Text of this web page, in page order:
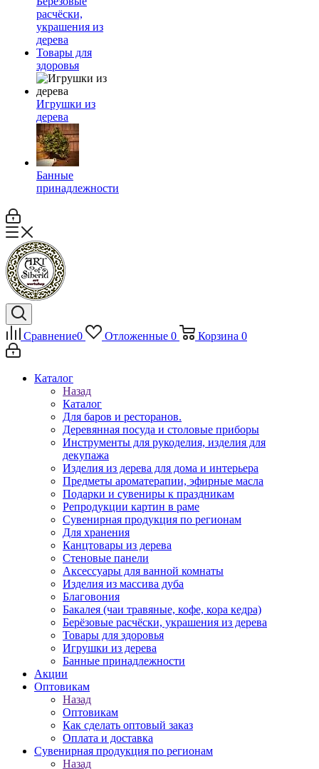
расчёски,
украшения из
дерева
Товары для
здоровья
Игрушки из
дерева
Банные
принадлежности
Сравнение0 Отложенные 0 Корзина 0
Каталог
Назад
Каталог
Для баров и ресторанов.
Деревянная посуда и столовые приборы
Инструменты для рукоделия, изделия для
декупажа
Изделия из дерева для дома и интерьера
Предметы ароматерапии, эфирные масла
Подарки и сувениры к праздникам
Репродукции картин в раме
Сувенирная продукция по регионам
Для хранения
Канцтовары из дерева
Стеновые панели
Аксессуары для ванной комнаты
Изделия из массива дуба
Благовония
Бакалея (чаи травяные, кофе, кора кедра)
Берёзовые расчёски, украшения из дерева
Товары для здоровья
Игрушки из дерева
Банные принадлежности
Акции
Оптовикам
Назад
Оптовикам
Как сделать оптовый заказ
Оплата и доставка
Сувенирная продукция по регионам
Назад